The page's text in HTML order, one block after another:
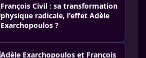
François Civil : sa transformation
physique radicale, l'effet Adèle
Exarchopoulos ?
Adèle Exarchopoulos et François